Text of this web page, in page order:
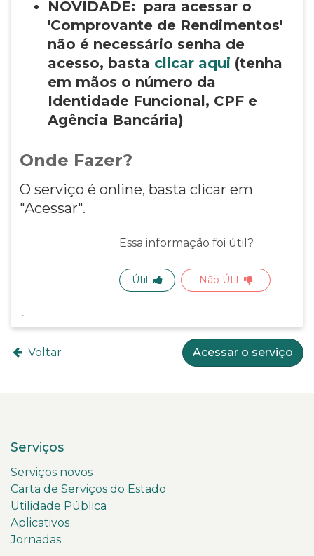
NOVIDADE: para acessar o
'Comprovante de Rendimentos'
não é necessário senha de
acesso, basta clicar aqui (tenha
em mãos o número da
Identidade Funcional, CPF e
Agência Bancária)
Onde Fazer?
O serviço é online, basta clicar em
"Acessar".
Essa informação foi útil?
Útil Não Útil
Voltar Acessar o serviço
Serviços
Serviços novos
Carta de Serviços do Estado
Utilidade Pública
Aplicativos
Jornadas